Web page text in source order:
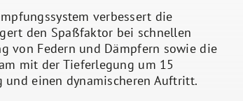
verbessert die
den Spaßfaktor bei schnellen
von Federn und Dämpfern sowie die
mit der Tieferlegung um 15
einen dynamischeren Auftritt.